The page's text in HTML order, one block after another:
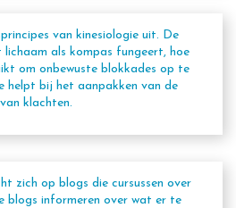
van kinesiologie uit. De
lichaam als kompas fungeert, hoe
om onbewuste blokkades op te
helpt bij het aanpakken van de
klachten.
zich op blogs die cursussen over
blogs informeren over wat er te